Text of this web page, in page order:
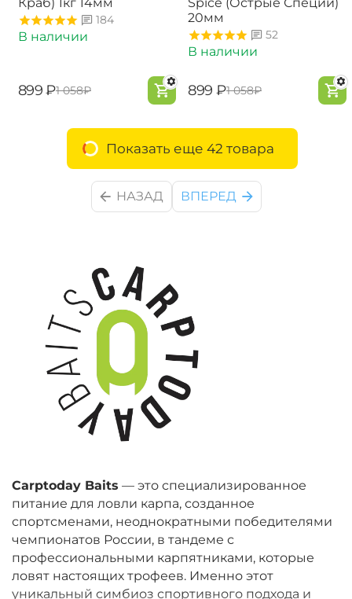
Carptoday Baits — это специализированное
питание для ловли карпа, созданное
спортсменами, неоднократными победителями
чемпионатов России, в тандеме с
профессиональными карпятниками, которые
ловят настоящих трофеев. Именно этот
уникальный симбиоз спортивного подхода и
184
В наличии
‍899‍ ₽‍1 058‍₽
20мм
52
В наличии
‍899‍ ₽‍1 058‍₽
Показать еще 42 товара
НАЗАД ВПЕРЕД